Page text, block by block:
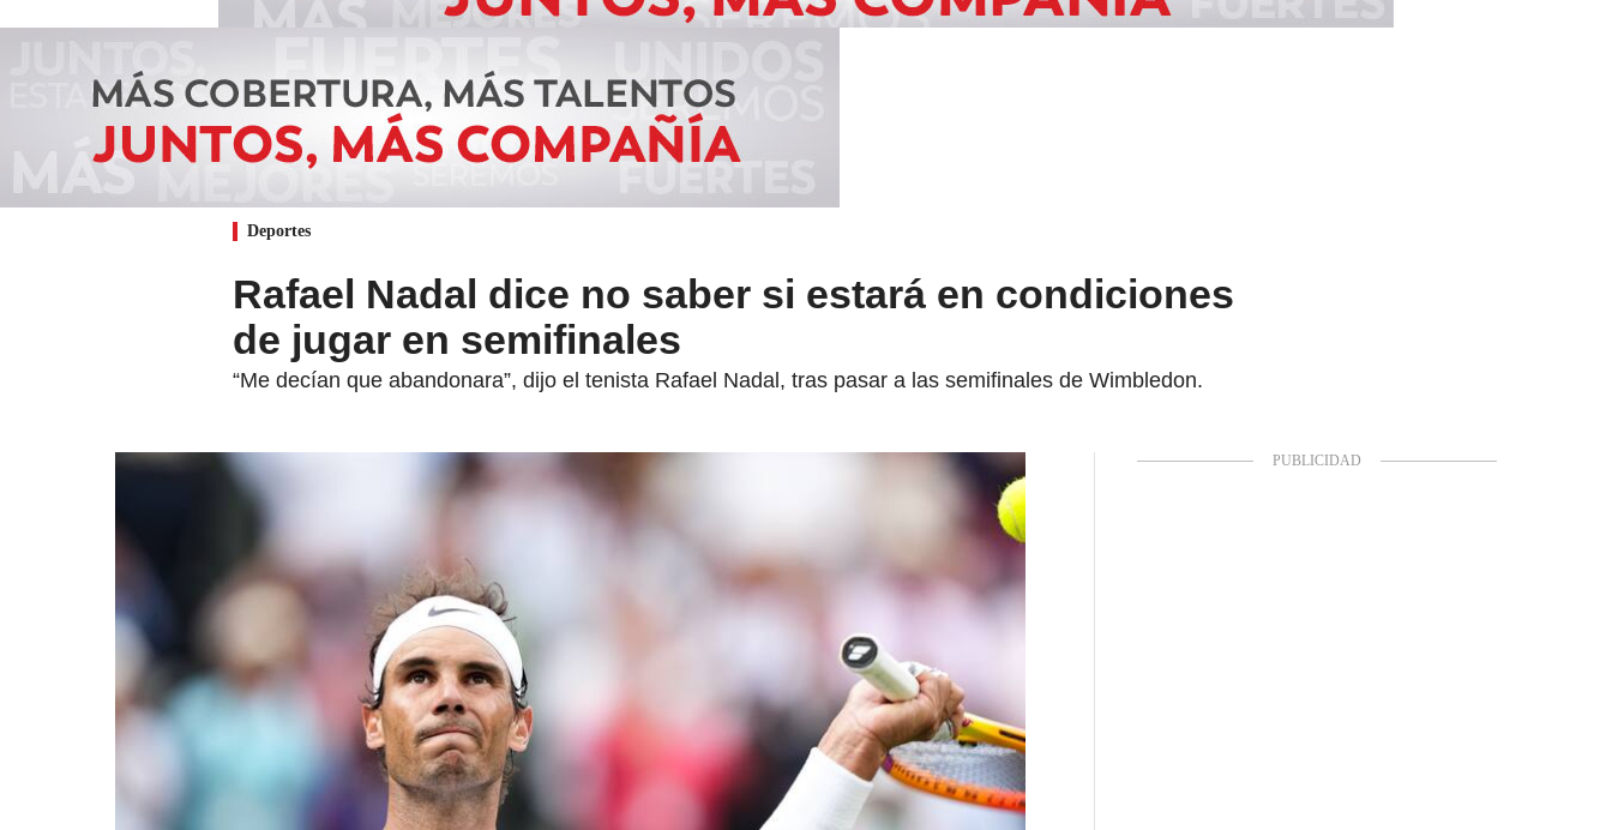
Deportes
Rafael Nadal dice no saber si estará en condiciones
de jugar en semifinales
“Me decían que abandonara”, dijo el tenista Rafael Nadal, tras pasar a las semifinales de Wimbledon.